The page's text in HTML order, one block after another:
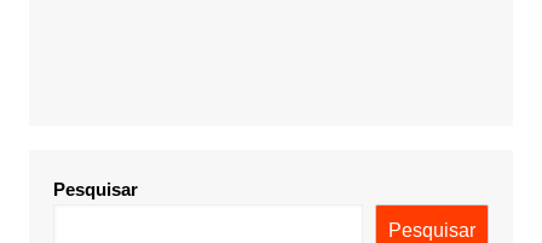
Pesquisar
Pesquisar